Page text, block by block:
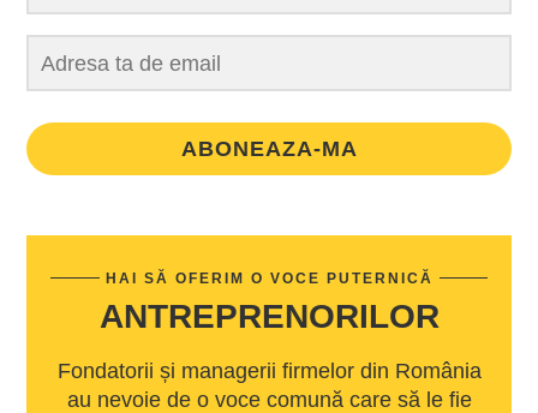
ABONEAZA-MA
HAI SĂ OFERIM O VOCE PUTERNICĂ
ANTREPRENORILOR
Fondatorii și managerii firmelor din România
au nevoie de o voce comună care să le fie